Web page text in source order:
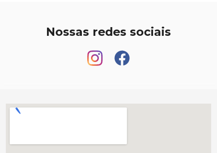
Nossas redes sociais